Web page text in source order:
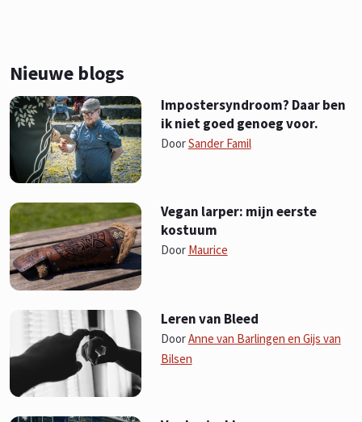
Nieuwe blogs
Impostersyndroom? Daar ben
ik niet goed genoeg voor.
DoorSander Famil
Vegan larper: mijn eerste
kostuum
Door Maurice
Leren van Bleed
DoorAnne van Barlingen en Gijs van
Bilsen